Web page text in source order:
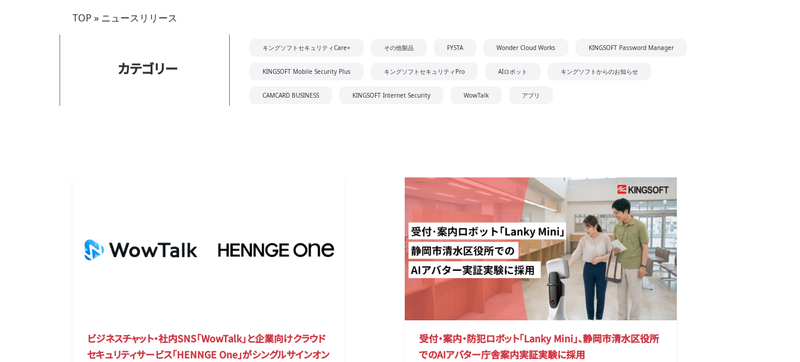
TOP » ニュースリリース
カテゴリー
キングソフトセキュリティCare+ その他製品 FYSTA Wonder Cloud Works KINGSOFT Password Manager
KINGSOFT Mobile Security Plus キングソフトセキュリティPro AIロボット キングソフトからのお知らせ
CAMCARD BUSINESS KINGSOFT Internet Security WowTalk アプリ
ビジネスチャット・社内SNS「WowTalk」と企業向けクラウド
セキュリティサービス「HENNGE One」がシングルサインオン
受付・案内・防犯ロボット｢Lanky Mini」、静岡市清水区役所
でのAIアバター庁舎案内実証実験に採用